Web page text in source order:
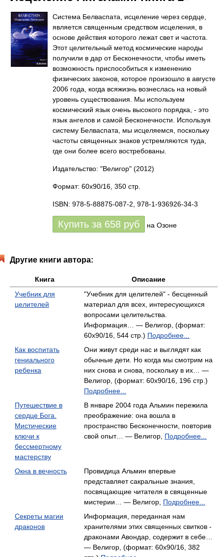
Система Белваспата, исцеление через сердце,
является священным средством исцеления, в
основе действия которого лежат свет и частота.
Этот целительный метод космические народы
получили в дар от Бесконечности, чтобы иметь
возможность приспособиться к изменению
физических законов, которое произошло в августе
2006 года, когда всяжизнь вознеслась на новый
уровень существования. Мы используем
космический язык очень высокого порядка, - это
язык ангелов и самой Бесконечности. Используя
систему Белваспата, мы исцеляемся, поскольку
частоты священных знаков устремляются туда,
где они более всего востребованы.
Издательство: "Велигор" (2012)
Формат: 60x90/16, 350 стр.
ISBN: 978-5-88875-087-2, 978-1-936926-34-3
Купить за 658 руб на Озоне
Другие книги автора:
Книга
Описание
Учебник для
целителей
"Учебник для целителей" - бесценный
материал для всех, интересующихся
вопросами целительства.
Информация… — Велигор, (формат:
60x90/16, 544 стр.) Подробнее...
Как воспитать
гениального
ребенка
Они живут среди нас и выглядят как
обычные дети. Но когда мы смотрим на
них снова и снова, поскольку в их… —
Велигор, (формат: 60x90/16, 196 стр.)
Подробнее...
Путешествие в
сердце Бога.
Мистические
ключи к
бессмертному
мастерству
В январе 2004 года Альмин пережила
преображение: она вошла в
пространство Бесконечности, повторив
свой опыт… — Велигор, Подробнее...
Окна в вечность
Провидица Альмин впервые
представляет сакральные знания,
посвящающие читателя в священные
мистерии… — Велигор, Подробнее...
Секреты магии
драконов
Информация, переданная нам
хранителями этих священных свитков -
драконами Авондар, содержит в себе…
— Велигор, (формат: 60x90/16, 382